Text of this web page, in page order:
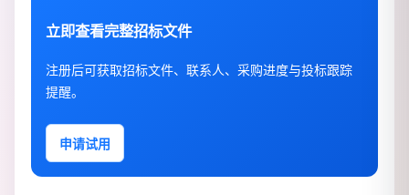
立即查看完整招标文件
注册后可获取招标文件、联系人、采购进度与投标跟踪
提醒。
申请试用